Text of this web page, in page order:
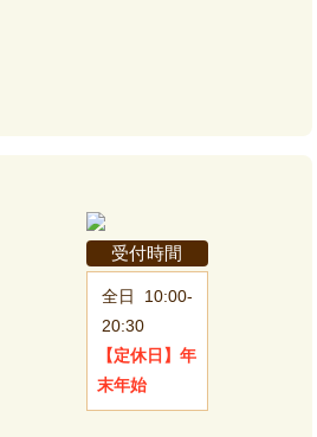
受付時間
全日
10:00-
20:30
【定休日】 年
末年始